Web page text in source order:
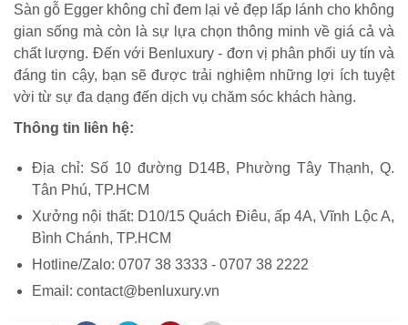
Sàn gỗ Egger không chỉ đem lại vẻ đẹp lấp lánh cho không
gian sống mà còn là sự lựa chọn thông minh về giá cả và
chất lượng. Đến với Benluxury - đơn vị phân phối uy tín và
đáng tin cậy, bạn sẽ được trải nghiệm những lợi ích tuyệt
vời từ sự đa dạng đến dịch vụ chăm sóc khách hàng.
Thông tin liên hệ:
Địa chỉ: Số 10 đường D14B, Phường Tây Thạnh, Q.
Tân Phú, TP.HCM
Xưởng nội thất: D10/15 Quách Điêu, ấp 4A, Vĩnh Lộc A,
Bình Chánh, TP.HCM
Hotline/Zalo: 0707 38 3333 - 0707 38 2222
Email: contact@benluxury.vn